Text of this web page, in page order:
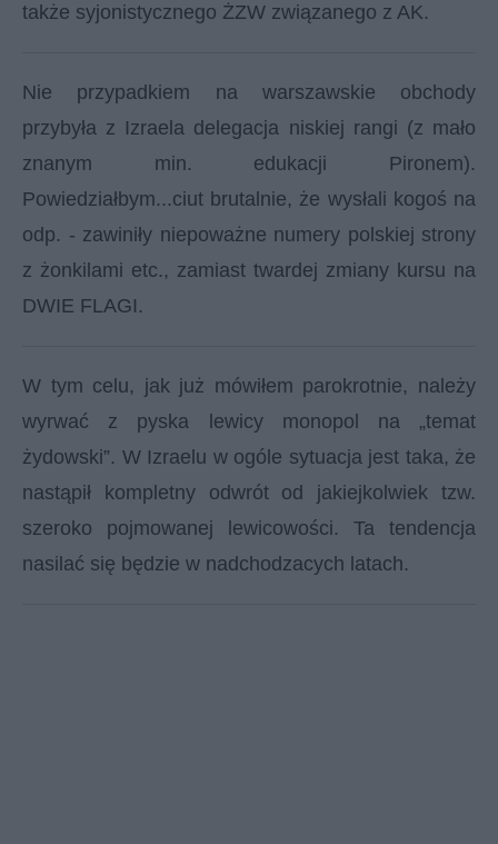
także syjonistycznego ŻZW związanego z AK.
Nie przypadkiem na warszawskie obchody
przybyła z Izraela delegacja niskiej rangi (z mało
znanym min. edukacji Pironem).
Powiedziałbym...ciut brutalnie, że wysłali kogoś na
odp. - zawiniły niepoważne numery polskiej strony
z żonkilami etc., zamiast twardej zmiany kursu na
DWIE FLAGI.
W tym celu, jak już mówiłem parokrotnie, należy
wyrwać z pyska lewicy monopol na „temat
żydowski”. W Izraelu w ogóle sytuacja jest taka, że
nastąpił kompletny odwrót od jakiejkolwiek tzw.
szeroko pojmowanej lewicowości. Ta tendencja
nasilać się będzie w nadchodzacych latach.